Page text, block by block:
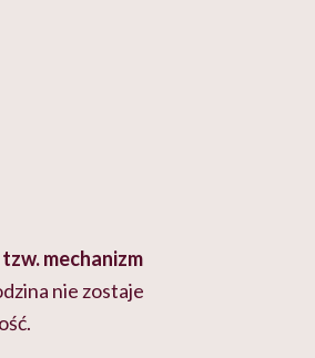
mechanizm
nie zostaje